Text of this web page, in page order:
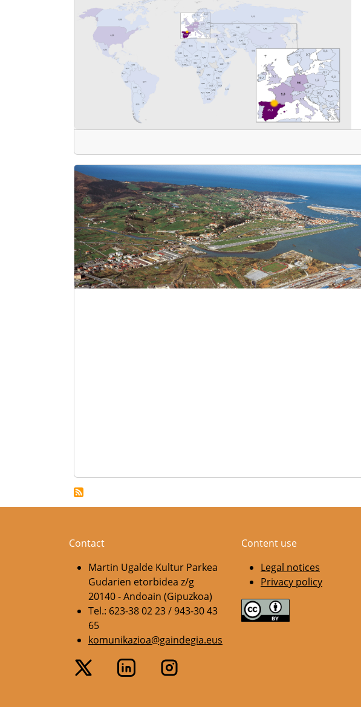
Contact
Martin Ugalde Kultur Parkea
Gudarien etorbidea z/g
20140 - Andoain (Gipuzkoa)
Tel.: 623-38 02 23 / 943-30 43
65
komunikazioa@gaindegia.eus
Content use
Legal notices
Privacy policy